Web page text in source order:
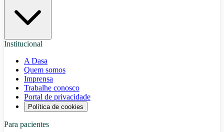
Institucional
A Dasa
Quem somos
Imprensa
Trabalhe conosco
Portal de privacidade
Política de cookies
Para pacientes